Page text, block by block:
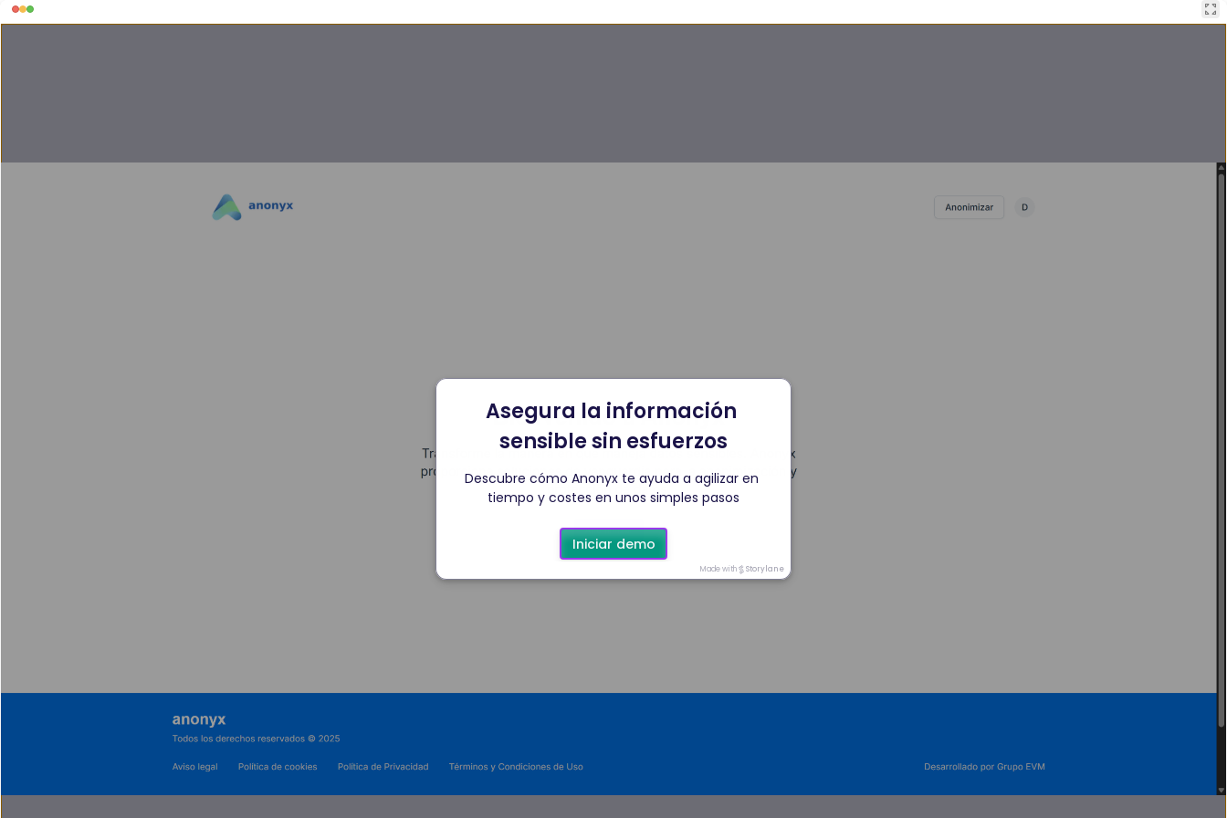
Asegura la información
sensible sin esfuerzos
Descubre cómo Anonyx te ayuda a agilizar en
tiempo y costes en unos simples pasos
Iniciar demo
Made with Storylane